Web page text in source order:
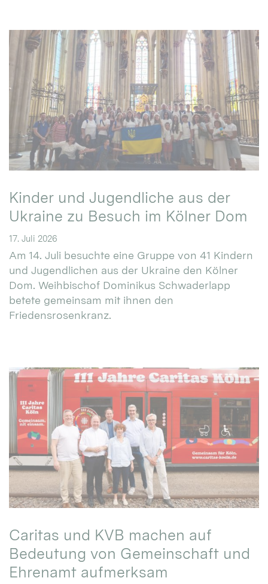
Kinder und Jugendliche aus der
Ukraine zu Besuch im Kölner Dom
17. Juli 2026
Am 14. Juli besuchte eine Gruppe von 41 Kindern
und Jugendlichen aus der Ukraine den Kölner
Dom. Weihbischof Dominikus Schwaderlapp
betete gemeinsam mit ihnen den
Friedensrosenkranz.
Caritas und KVB machen auf
Bedeutung von Gemeinschaft und
Ehrenamt aufmerksam